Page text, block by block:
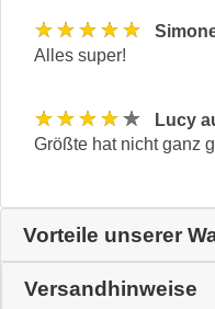
★★★★★
Alles super!
★★★★★
Lucy
Größte hat nicht ganz
Vorteile unserer
Versandhinweise